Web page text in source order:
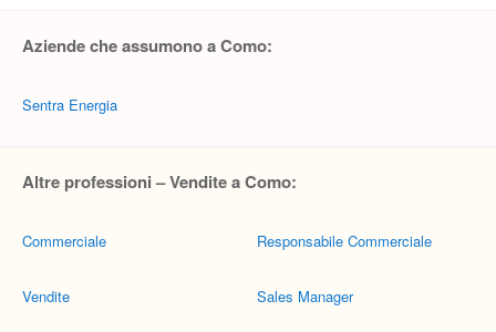
Aziende che assumono a Como:
Sentra Energia
Altre professioni – Vendite a Como:
Commerciale
Vendite
Responsabile Commerciale
Sales Manager